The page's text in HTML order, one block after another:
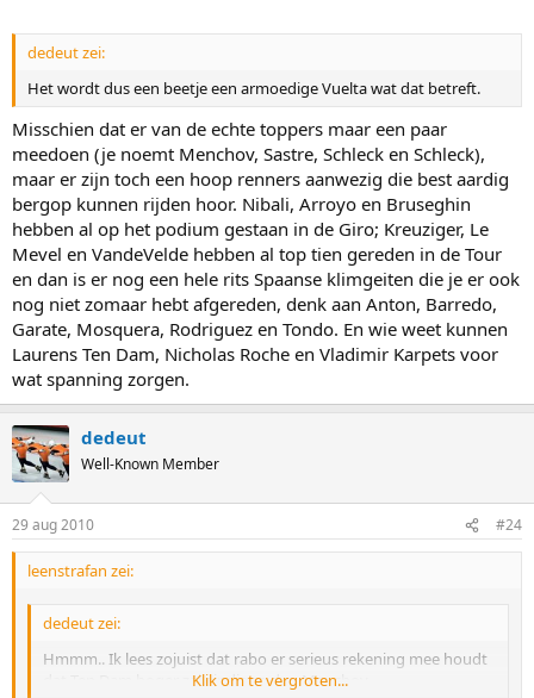
dedeut zei:
Het wordt dus een beetje een armoedige Vuelta wat dat betreft.
Misschien dat er van de echte toppers maar een paar
meedoen (je noemt Menchov, Sastre, Schleck en Schleck),
maar er zijn toch een hoop renners aanwezig die best aardig
bergop kunnen rijden hoor. Nibali, Arroyo en Bruseghin
hebben al op het podium gestaan in de Giro; Kreuziger, Le
Mevel en VandeVelde hebben al top tien gereden in de Tour
en dan is er nog een hele rits Spaanse klimgeiten die je er ook
nog niet zomaar hebt afgereden, denk aan Anton, Barredo,
Garate, Mosquera, Rodriguez en Tondo. En wie weet kunnen
Laurens Ten Dam, Nicholas Roche en Vladimir Karpets voor
wat spanning zorgen.
dedeut
Well-Known Member
29 aug 2010 #24
leenstrafan zei:
dedeut zei:
Hmmm.. Ik lees zojuist dat rabo er serieus rekening mee houdt
dat Ten Dam hoger zal eindigen dan Menchov.
Klik om te vergroten...